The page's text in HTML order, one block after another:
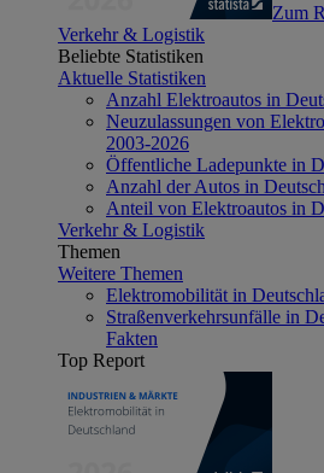
Zum
Verkehr & Logistik
Beliebte Statistiken
Aktuelle Statistiken
Anzahl Elektroautos in
Neuzulassungen von
2003-2026
Öffentliche Ladepunkte in
Anzahl der Autos in
Anteil von Elektroautos in
Verkehr & Logistik
Themen
Weitere Themen
Elektromobilität in
Straßenverkehrsunfälle in
Fakten
Top Report